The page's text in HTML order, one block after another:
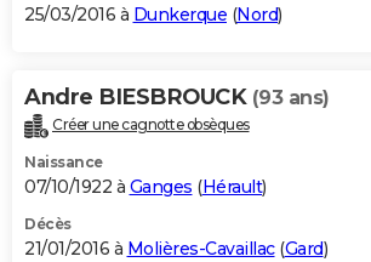
25/03/2016 à Dunkerque (Nord)
Andre BIESBROUCK (93 ans)
Créer une cagnotte obsèques
Naissance
07/10/1922 à Ganges (Hérault)
Décès
21/01/2016 à Molières-Cavaillac(Gard)